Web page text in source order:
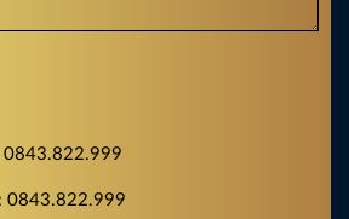
0843.822.999
0843.822.999